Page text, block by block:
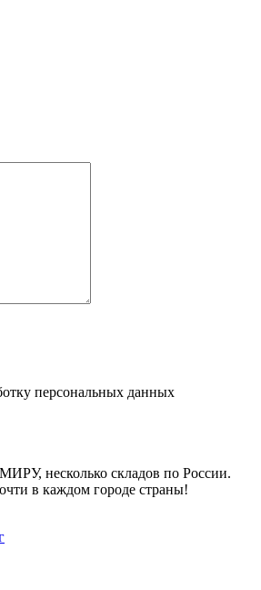
персональных данных
несколько складов по России.
в каждом городе страны!